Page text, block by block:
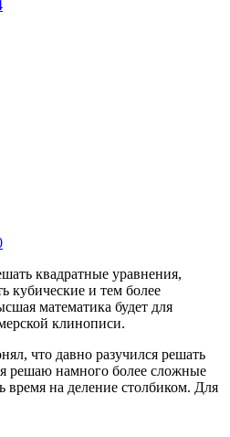
квадратные уравнения,
кубические и тем более
математика будет для
клинописи.
что давно разучился решать
решаю намного более сложные
время на деление столбиком. Для